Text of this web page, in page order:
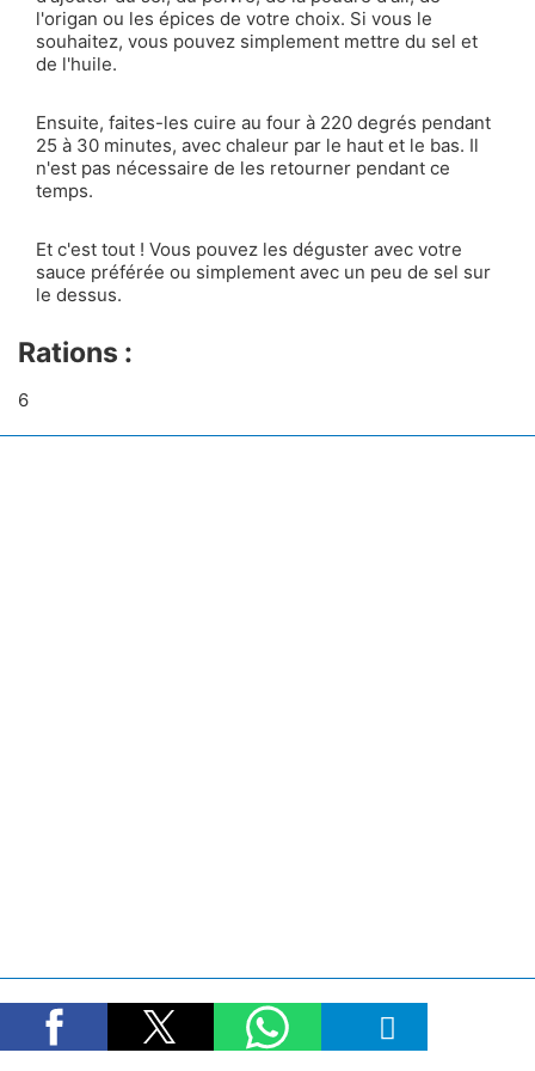
l'origan ou les épices de votre choix. Si vous le
souhaitez, vous pouvez simplement mettre du sel et
de l'huile.
Ensuite, faites-les cuire au four à 220 degrés pendant
25 à 30 minutes, avec chaleur par le haut et le bas. Il
n'est pas nécessaire de les retourner pendant ce
temps.
Et c'est tout ! Vous pouvez les déguster avec votre
sauce préférée ou simplement avec un peu de sel sur
le dessus.
Rations :
6